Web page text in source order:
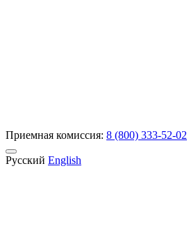
Приемная комиссия: 8 (800) 333-52-02
Русский English